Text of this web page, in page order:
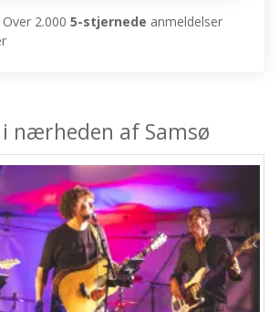
Over 2.0005-stjernede anmeldelser
nærheden af Samsø